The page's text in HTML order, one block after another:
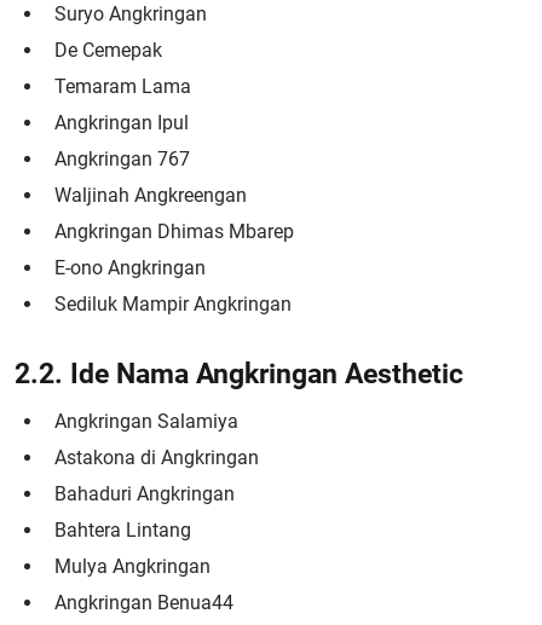
Suryo Angkringan
De Cemepak
Temaram Lama
Angkringan Ipul
Angkringan 767
Waljinah Angkreengan
Angkringan Dhimas Mbarep
E-ono Angkringan
Sediluk Mampir Angkringan
2.2. Ide Nama Angkringan Aesthetic
Angkringan Salamiya
Astakona di Angkringan
Bahaduri Angkringan
Bahtera Lintang
Mulya Angkringan
Angkringan Benua44